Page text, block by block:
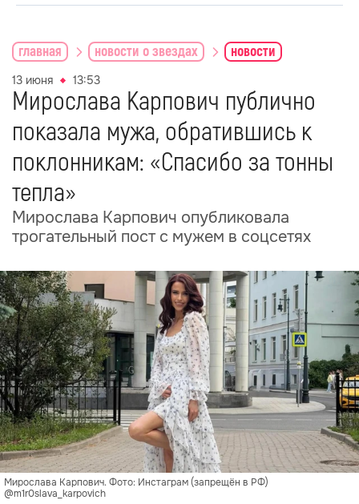
главная новости о звездах новости
13 июня 13:53
Мирослава Карпович публично
показала мужа, обратившись к
поклонникам: «Спасибо за тонны
тепла»
Мирослава Карпович опубликовала
трогательный пост с мужем в соцсетях
Мирослава Карпович. Фото: Инстаграм (запрещён в РФ)
@m1r0slava_karpovich